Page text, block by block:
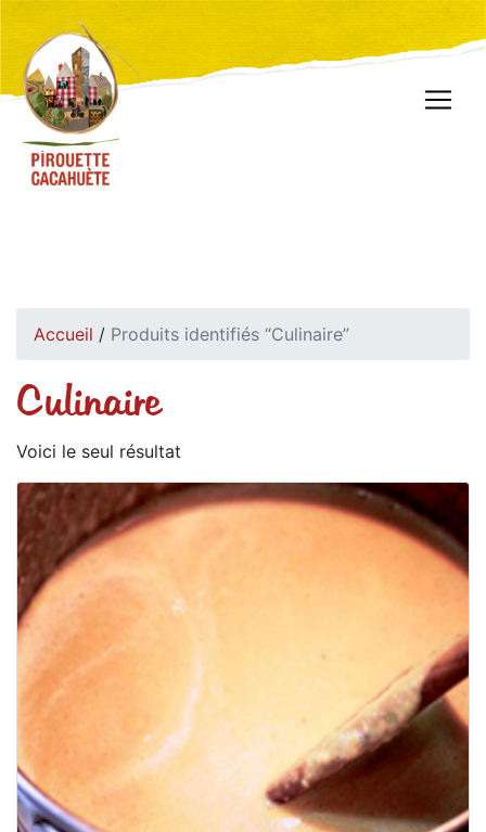
Accueil / Produits identifiés “Culinaire”
Culinaire
Voici le seul résultat